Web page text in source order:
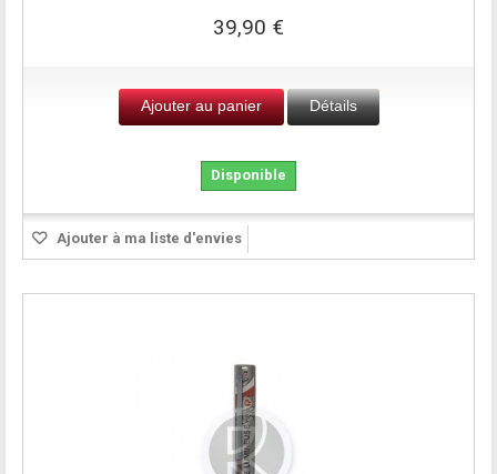
39,90 €
Ajouter au panier Détails
Disponible
Ajouter à ma liste d'envies